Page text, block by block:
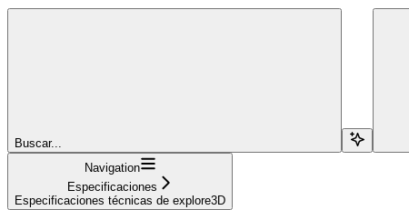
Buscar...
Navigation
Especificaciones
Especificaciones técnicas de explore3D